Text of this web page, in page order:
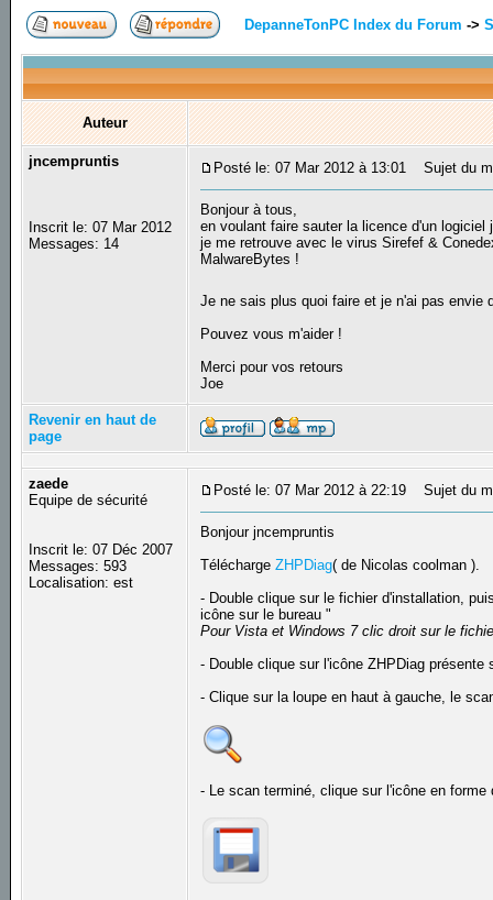
DepanneTonPC Index du Forum ->
Auteur
jncempruntis
Inscrit le: 07 Mar 2012
Messages: 14
Posté le: 07 Mar 2012 à 13:01 Sujet du
Bonjour à tous,
en voulant faire sauter la licence d'un
je me retrouve avec le virus Sirefef &
MalwareBytes !
Je ne sais plus quoi faire et je n'ai pas envie
Pouvez vous m'aider !
Merci pour vos retours
Joe
Revenir en haut de
page
zaede
Equipe de sécurité
Inscrit le: 07 Déc 2007
Messages: 593
Localisation: est
Posté le: 07 Mar 2012 à 22:19 Sujet du
Bonjour jncempruntis
TéléchargeZHPDiag( de Nicolas coolman ).
- Double clique sur le fichier d'installation,
icône sur le bureau "
Pour Vista et Windows 7 clic droit sur le
- Double clique sur l'icône ZHPDiag présente
- Clique sur la loupe en haut à gauche, le
- Le scan terminé, clique sur l'icône en